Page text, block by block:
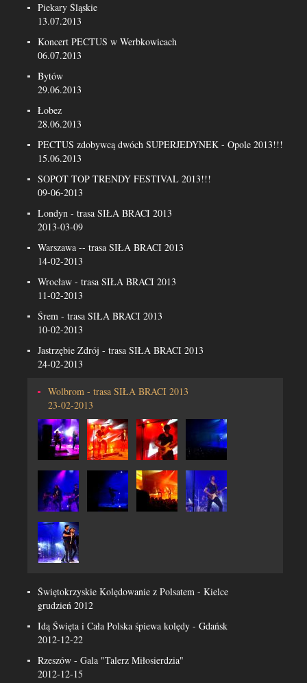
Piekary Śląskie
13.07.2013
Koncert PECTUS w Werbkowicach
06.07.2013
Bytów
29.06.2013
Łobez
28.06.2013
PECTUS zdobywcą dwóch SUPERJEDYNEK - Opole 2013!!!
15.06.2013
SOPOT TOP TRENDY FESTIVAL 2013!!!
09-06-2013
Londyn - trasa SIŁA BRACI 2013
2013-03-09
Warszawa -- trasa SIŁA BRACI 2013
14-02-2013
Wrocław - trasa SIŁA BRACI 2013
11-02-2013
Śrem - trasa SIŁA BRACI 2013
10-02-2013
Jastrzębie Zdrój - trasa SIŁA BRACI 2013
24-02-2013
Wolbrom - trasa SIŁA BRACI 2013
23-02-2013
Świętokrzyskie Kolędowanie z Polsatem - Kielce
grudzień 2012
Idą Święta i Cała Polska śpiewa kolędy - Gdańsk
2012-12-22
Rzeszów - Gala "Talerz Miłosierdzia"
2012-12-15